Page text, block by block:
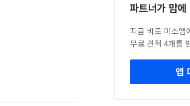
파트너가 맘
지금 바로 미소앱
무료 견적 4개를
앱